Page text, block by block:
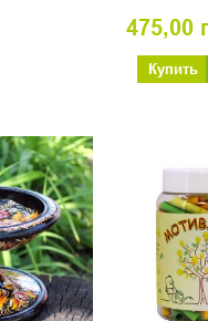
475,00
Купить